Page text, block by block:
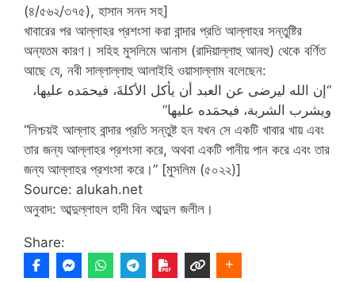
(৪/৫৬২/৩৭৫), হাসান সনদ সহ]
খাবারের পর আল্লাহর প্রশংসা করা বান্দার প্রতি আল্লাহর সন্তুষ্টির
অন্যতম কারণ। সহিহ মুসলিমে আনাস (রাদিয়াল্লাহু আনহু) থেকে বর্ণিত
আছে যে, নবী সাল্লাল্লাহু আলাইহি ওয়াসাল্লাম বলেছেন:
“إن الله ليرضى عن العبد أن يأكل الأكلةَ، فيحمَده عليها،
ويشرب الشربة، فيحمَده عليها”
“নিশ্চয়ই আল্লাহ বান্দার প্রতি সন্তুষ্ট হন যখন সে একটি খাবার খায় এবং
তার জন্য আল্লাহর প্রশংসা করে, অথবা একটি পানীয় পান করে এবং তার
জন্য আল্লাহর প্রশংসা করে।” [মুসলিম (৫০২২)]
Source: alukah.net
অনুবাদ: আব্দুল্লাহল হাদী বিন আব্দুল জলীল।
Share: